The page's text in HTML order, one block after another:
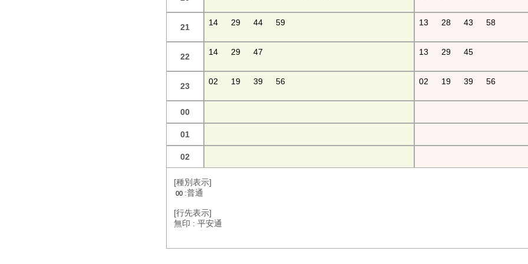
21 14 29 44 59 13 28 43 58
22 14 29 47 13 29 45
23 02 19 39 56 02 19 39 56
00
01
02
[種別表示]
00 :普通
[行先表示]
無印 : 平安通